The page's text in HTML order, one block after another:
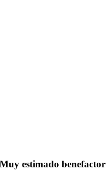
Muy estimado benefactor